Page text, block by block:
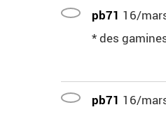
pb71 16/
* des
pb71 16/